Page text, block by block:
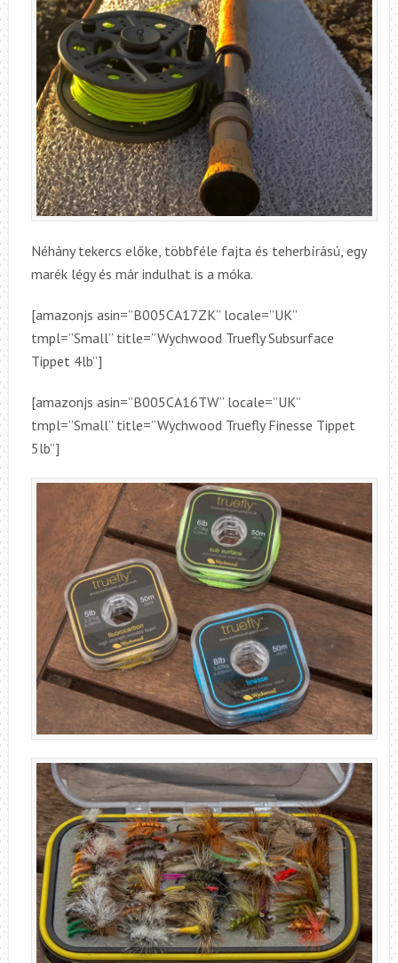
Néhány tekercs előke, többféle fajta és teherbírású, egy
marék légy és már indulhat is a móka.
[amazonjs asin=”B005CA17ZK” locale=”UK”
tmpl=”Small” title=”Wychwood Truefly Subsurface
Tippet 4lb”]
[amazonjs asin=”B005CA16TW” locale=”UK”
tmpl=”Small” title=”Wychwood Truefly Finesse Tippet
5lb”]